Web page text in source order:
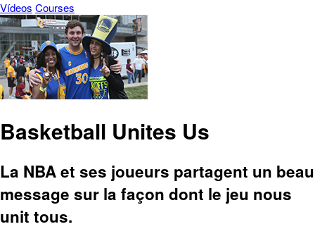
Vídeos Courses
Basketball Unites Us
La NBA et ses joueurs partagent un beau
message sur la façon dont le jeu nous
unit tous.